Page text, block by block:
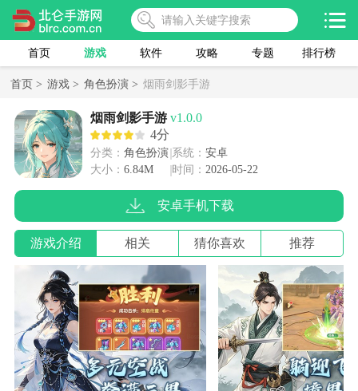
首页 游戏 软件 攻略 专题 排行榜
首页 > 游戏 > 角色扮演 > 烟雨剑影手游
烟雨剑影手游 v1.0.0
4分
分类： 角色扮演 系统： 安卓
大小： 6.84M 时间： 2026-05-22
安卓手机下载
游戏介绍 相关 猜你喜欢 推荐